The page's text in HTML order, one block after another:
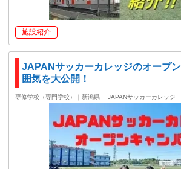
施設紹介
JAPANサッカーカレッジのオープ
囲気を大公開！
専修学校（専門学校）｜新潟県 JAPANサッカーカレッジ